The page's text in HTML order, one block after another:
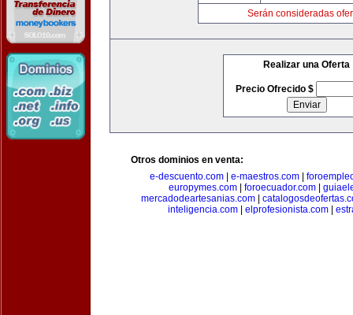
Serán consideradas
Realizar una Oferta
Precio Ofrecido $
Otros dominios en venta:
e-descuento.com| e-maestros.com|
europymes.com| foroecuador.com|
mercadodeartesanias.com
inteligencia.com| elprofesionista.com|